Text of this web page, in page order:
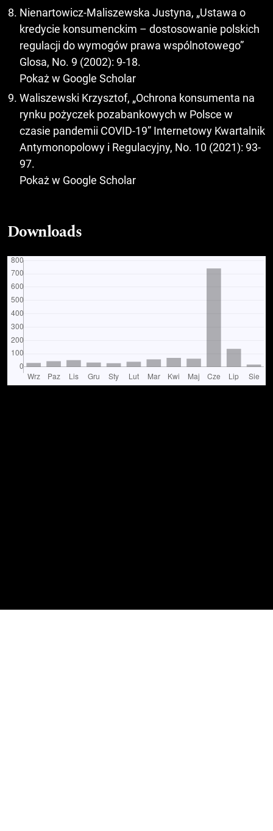
Nienartowicz-Maliszewska Justyna, „Ustawa o
kredycie konsumenckim – dostosowanie polskich
regulacji do wymogów prawa wspólnotowego”
Glosa, No. 9 (2002): 9-18.
Pokaż w Google Scholar
Waliszewski Krzysztof, „Ochrona konsumenta na
rynku pożyczek pozabankowych w Polsce w
czasie pandemii COVID-19” Internetowy Kwartalnik
Antymonopolowy i Regulacyjny, No. 10 (2021): 93-
97.
Pokaż w Google Scholar
Downloads